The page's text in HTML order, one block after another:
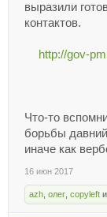
выразили
контактов.
http://gov-
Что-то
борьбы
иначе как
16 июн 2017
azh олег copyleft и